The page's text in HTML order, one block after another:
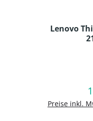
Lenovo
Preise inkl.
In